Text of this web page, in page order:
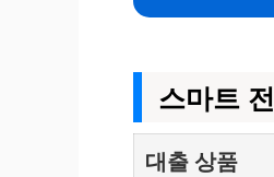
스마트
대출 상품